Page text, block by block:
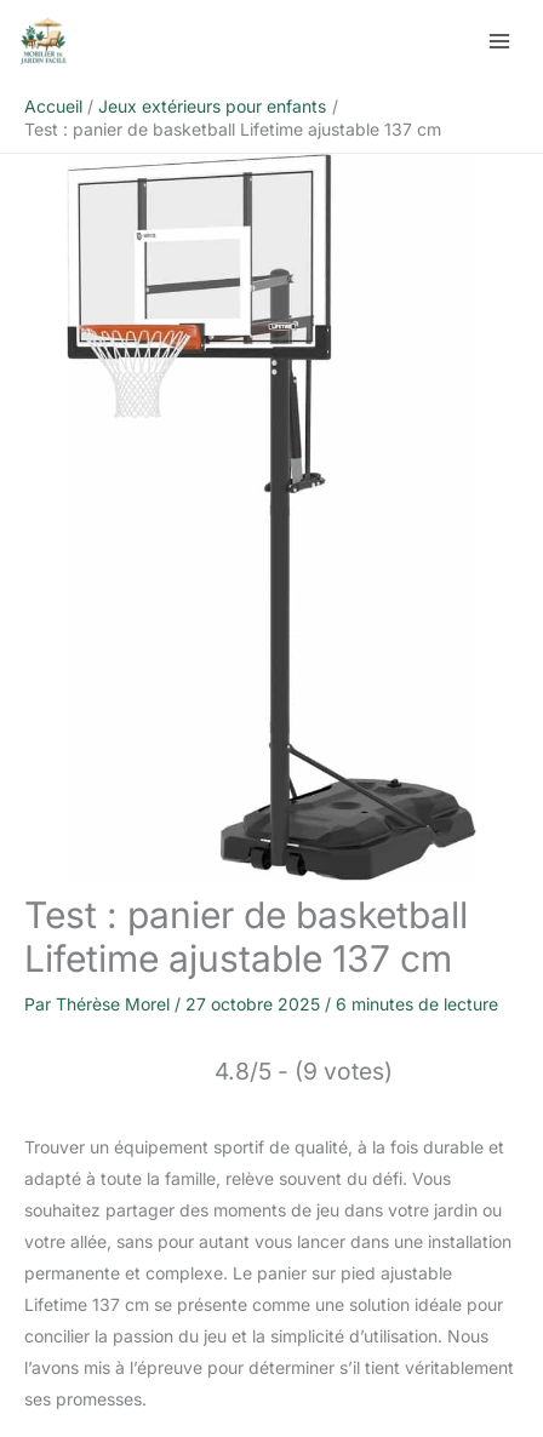
Accueil
Jeux extérieurs pour enfants
Test : panier de basketball Lifetime ajustable 137 cm
Test : panier de basketball
Lifetime ajustable 137 cm
Par Thérèse Morel / 27 octobre 2025 / 6 minutes de lecture
4.8/5 - (9 votes)
Trouver un équipement sportif de qualité, à la fois durable et
adapté à toute la famille, relève souvent du défi. Vous
souhaitez partager des moments de jeu dans votre jardin ou
votre allée, sans pour autant vous lancer dans une installation
permanente et complexe. Le panier sur pied ajustable
Lifetime 137 cm se présente comme une solution idéale pour
concilier la passion du jeu et la simplicité d’utilisation. Nous
l’avons mis à l’épreuve pour déterminer s’il tient véritablement
ses promesses.
Rechercher